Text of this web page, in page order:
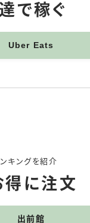
で稼ぐ
Uber Eats
キングを紹介
得に注文
出前館